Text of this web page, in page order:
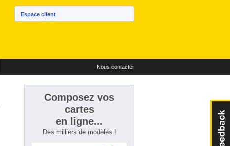
Espace client
Nous contacter
Composez vos
cartes
en ligne...
Des milliers de modèles !